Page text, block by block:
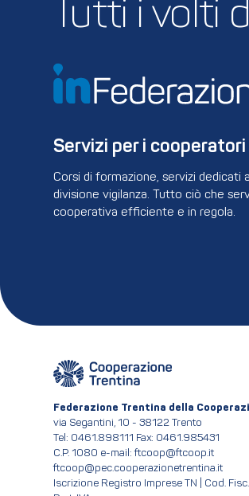
Tutti i volti
Servizi per i cooperatori
Corsi di formazione, servizi dedicati
divisione vigilanza. Tutto ciò che
cooperativa efficiente e in regola.
Federazione Trentina della
via Segantini, 10 - 38122 Trento
Tel: 0461.898111 Fax: 0461.985431
C.P. 1080 e-mail: ftcoop@ftcoop.it
ftcoop@pec.cooperazionetrentina.it
Iscrizione Registro Imprese TN | Cod.